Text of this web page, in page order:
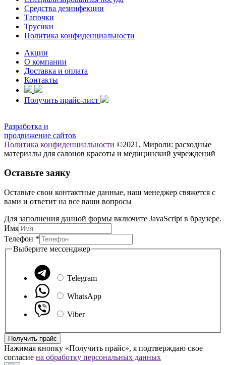
Средства дезинфекции
Тапочки
Трусики
Политика конфиденциальности
Акции
О компании
Доставка и оплата
Контакты
Получить прайс-лист
Разработка и
продвижение сайтов
Политика конфиденциальности ©2021, Мироли: расходные
материалы для салонов красоты и медицинский учреждений
Оставьте заяку
Оставьте свои контактные данные, наш менеджер свяжется с
вами и ответит на все ваши вопросы
Для заполнения данной формы включите JavaScript в браузере.
Имя
мессенджер
Выберите
Телефон *
Выберите мессенджер
Telegram
WhatsApp
Viber
Получить прайс
Нажимая кнопку «Получить прайс», я подтверждаю свое
согласие на обработку персональных данных